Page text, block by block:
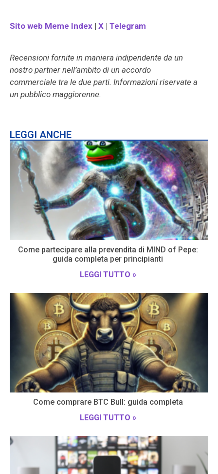
Sito web Meme Index | X | Telegram
Recensioni fornite in maniera indipendente da un
nostro partner nell’ambito di un accordo
commerciale tra le due parti. Informazioni riservate a
un pubblico maggiorenne.
LEGGI ANCHE
Come partecipare alla prevendita di MIND of Pepe:
guida completa per principianti
LEGGI TUTTO »
Come comprare BTC Bull: guida completa
LEGGI TUTTO »